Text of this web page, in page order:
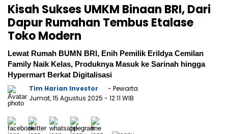
Kisah Sukses UMKM Binaan BRI, Dari
Dapur Rumahan Tembus Etalase
Toko Modern
Lewat Rumah BUMN BRI, Enih Pemilik Erildya Cemilan
Family Naik Kelas, Produknya Masuk ke Sarinah hingga
Hypermart Berkat Digitalisasi
Tim Harian Investor
- Pewarta
Jumat, 15 Agustus 2025 - 12:11 WIB